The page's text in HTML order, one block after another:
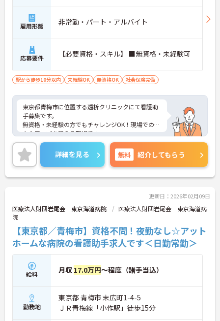
雇用形態 非常勤・パート・アルバイト
応募要件 【必要資格・スキル】 ■無資格・未経験可
駅から徒歩10分以内 未経験OK 無資格OK 社会保険完備
東京都青梅市に位置する透析クリニックにて看護助
手募集です。
無資格・未経験の方でもチャレンジOK！現場でのス
キルアップを狙える職場です。
ご興味のある方には、面接対策ポイントなど、さら
に詳細をお話いたしますので、お気軽にご相談くだ
さい。
詳細を見る 無料 紹介してもらう
更新日：2026年02月09日
医療法人財団岩尾会 東京海道病院
医療法人財団岩尾会 東京海道病
院
【東京都／青梅市】資格不問！夜勤なし☆アット
ホームな病院の看護助手求人です＜日勤常勤＞
給料 月収 17.0万円～程度（諸手当込）
勤務地
東京都 青梅市 末広町1-4-5
ＪＲ青梅線「小作駅」徒歩15分